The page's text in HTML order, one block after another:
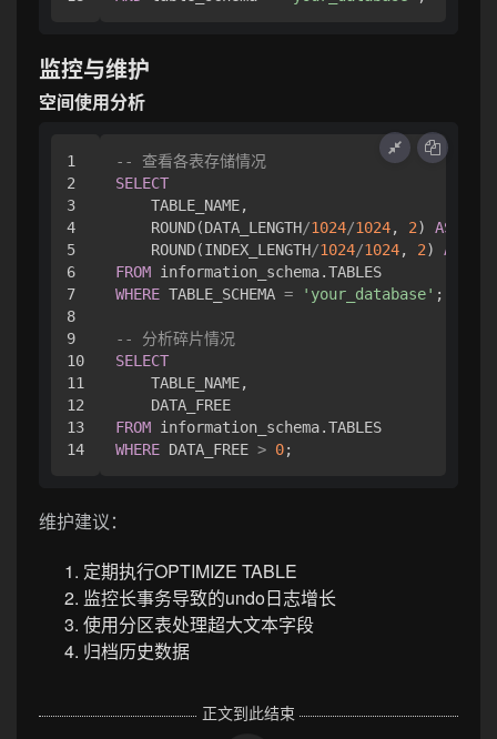
监控与维护
空间使用分析
1
2
3
4
5
6
7
8
9
10
11
12
13
-- 查看各表存储情况
SELECT
    TABLE_NAME,
    ROUND(DATA_LENGTH
/1024/1024, 2) AS
    ROUND(INDEX_LENGTH
/1024/1024, 2) AS
FROM
WHERE TABLE_SCHEMA = 'your_database' ;
-- 分析碎片情况
SELECT
    TABLE_NAME,
FROM
WHERE DATA_FREE > 0
维护建议：
定期执行OPTIMIZE TABLE
监控长事务导致的undo日志增长
使用分区表处理超大文本字段
归档历史数据
正文到此结束